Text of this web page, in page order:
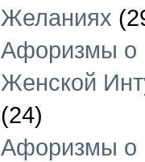
Желаниях
Афоризмы о
Женской
(24)
Афоризмы о